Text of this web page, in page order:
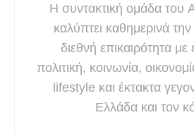
Η συντακτική ομάδα του
καλύπτει καθημερινά την
διεθνή επικαιρότητα με
πολιτική, κοινωνία,
lifestyle και έκτακτα
Ελλάδα και τον